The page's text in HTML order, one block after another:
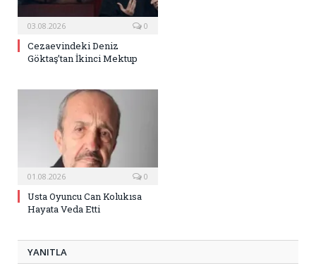
03.08.2026 0
Cezaevindeki Deniz
Göktaş’tan İkinci Mektup
01.08.2026 0
Usta Oyuncu Can Kolukısa
Hayata Veda Etti
YANITLA